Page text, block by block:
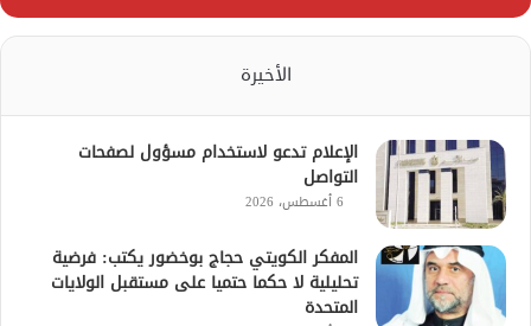
الأخيرة
الإعلام تدعو لاستخدام مسؤول لصفحات
التواصل
6 أغسطس، 2026
المفكر الكويتي حجاج بوخضور يكتب: فرضية
تحليلية لا حكما حتميا على مستقبل الولايات
المتحدة